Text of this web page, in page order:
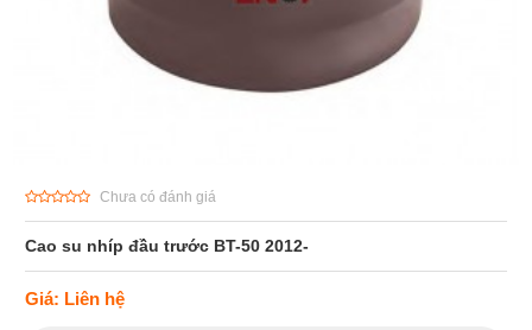
Chưa có đánh giá
Cao su nhíp đầu trước BT-50 2012-
Giá: Liên hệ